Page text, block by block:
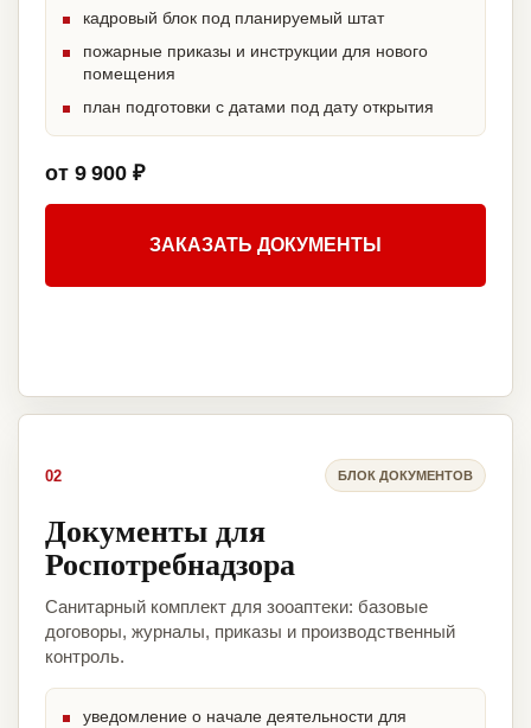
кадровый блок под планируемый штат
пожарные приказы и инструкции для нового
помещения
план подготовки с датами под дату открытия
от 9 900 ₽
ЗАКАЗАТЬ ДОКУМЕНТЫ
02 БЛОК ДОКУМЕНТОВ
Документы для
Роспотребнадзора
Санитарный комплект для зооаптеки: базовые
договоры, журналы, приказы и производственный
контроль.
уведомление о начале деятельности для